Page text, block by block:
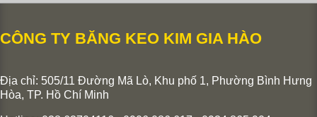
CÔNG TY BĂNG KEO KIM GIA HÀO
Địa chỉ: 505/11 Đường Mã Lò, Khu phố 1, Phường Bình Hưng
Hòa, TP. Hồ Chí Minh